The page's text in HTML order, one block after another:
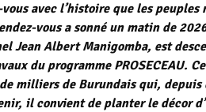
avec l’histoire que les
vous a sonné un matin de
Jean Albert Manigomba, est
du programme
milliers de Burundais qui,
il convient de planter le décor